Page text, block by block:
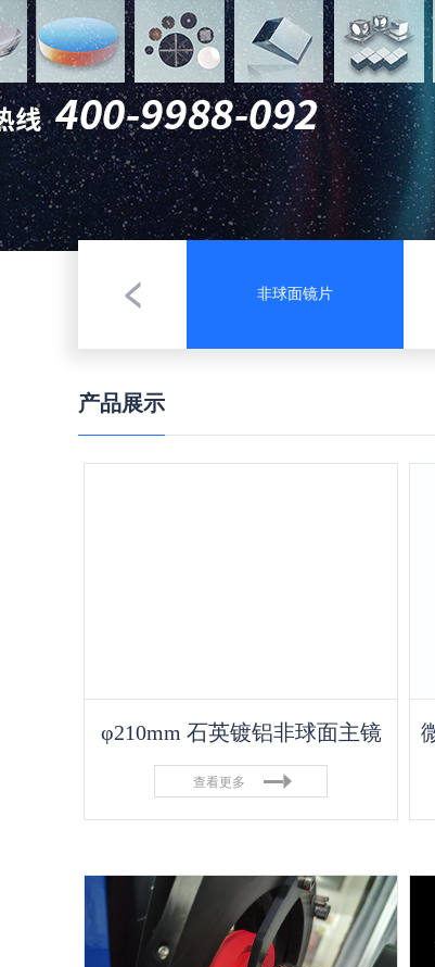
非球面镜片
产品展示
φ210mm 石英镀铝非球面主镜
查看更多